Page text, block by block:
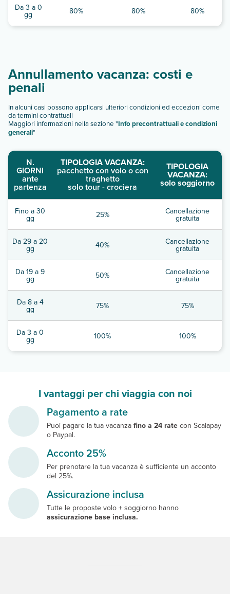
Da 3 a 0
gg 80% 80% 80%
Annullamento vacanza: costi e
penali
In alcuni casi possono applicarsi ulteriori condizioni ed eccezioni come
da termini contrattuali
Maggiori informazioni nella sezione "Info precontrattuali e condizioni
generali"
N.
GIORNI
ante
partenza
TIPOLOGIA VACANZA:
pacchetto con volo o con
traghetto
solo tour - crociera
TIPOLOGIA
VACANZA:
solo soggiorno
Fino a 30
gg 25% Cancellazione
gratuita
Da 29 a 20
gg 40% Cancellazione
gratuita
Da 19 a 9
gg 50% Cancellazione
gratuita
Da 8 a 4
gg 75% 75%
Da 3 a 0
gg 100% 100%
I vantaggi per chi viaggia con noi
Pagamento a rate
Puoi pagare la tua vacanza fino a 24 rate con Scalapay
o Paypal.
Acconto 25%
Per prenotare la tua vacanza è sufficiente un acconto
del 25%.
Assicurazione inclusa
Tutte le proposte volo + soggiorno hanno
assicurazione base inclusa.